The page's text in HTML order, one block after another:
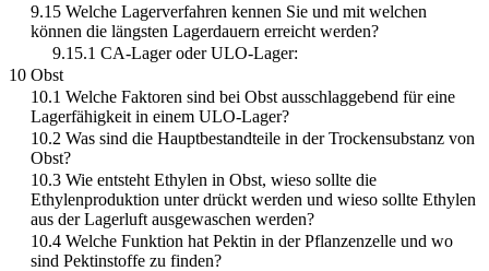
9.15 Welche Lagerverfahren kennen Sie und mit welchen
können die längsten Lagerdauern erreicht werden?
9.15.1 CA-Lager oder ULO-Lager:
10 Obst
10.1 Welche Faktoren sind bei Obst ausschlaggebend für eine
Lagerfähigkeit in einem ULO-Lager?
10.2 Was sind die Hauptbestandteile in der Trockensubstanz von
Obst?
10.3 Wie entsteht Ethylen in Obst, wieso sollte die
Ethylenproduktion unter drückt werden und wieso sollte Ethylen
aus der Lagerluft ausgewaschen werden?
10.4 Welche Funktion hat Pektin in der Pflanzenzelle und wo
sind Pektinstoffe zu finden?